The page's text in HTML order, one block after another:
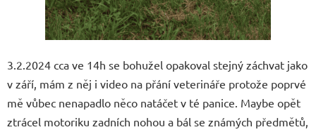
3.2.2024 cca ve 14h se bohužel opakoval stejný záchvat jako
v září, mám z něj i video na přání veterináře protože poprvé
mě vůbec nenapadlo něco natáčet v té panice. Maybe opět
ztrácel motoriku zadních nohou a bál se známých předmětů,